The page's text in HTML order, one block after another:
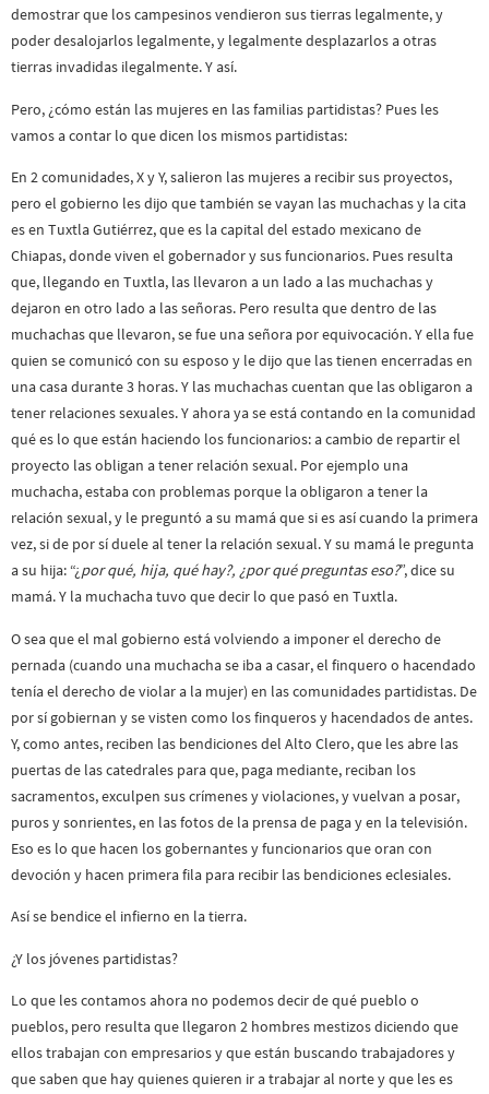
demostrar que los campesinos vendieron sus tierras legalmente, y
poder desalojarlos legalmente, y legalmente desplazarlos a otras
tierras invadidas ilegalmente. Y así.
Pero, ¿cómo están las mujeres en las familias partidistas? Pues les
vamos a contar lo que dicen los mismos partidistas:
En 2 comunidades, X y Y, salieron las mujeres a recibir sus proyectos,
pero el gobierno les dijo que también se vayan las muchachas y la cita
es en Tuxtla Gutiérrez, que es la capital del estado mexicano de
Chiapas, donde viven el gobernador y sus funcionarios. Pues resulta
que, llegando en Tuxtla, las llevaron a un lado a las muchachas y
dejaron en otro lado a las señoras. Pero resulta que dentro de las
muchachas que llevaron, se fue una señora por equivocación. Y ella fue
quien se comunicó con su esposo y le dijo que las tienen encerradas en
una casa durante 3 horas. Y las muchachas cuentan que las obligaron a
tener relaciones sexuales. Y ahora ya se está contando en la comunidad
qué es lo que están haciendo los funcionarios: a cambio de repartir el
proyecto las obligan a tener relación sexual. Por ejemplo una
muchacha, estaba con problemas porque la obligaron a tener la
relación sexual, y le preguntó a su mamá que si es así cuando la primera
vez, si de por sí duele al tener la relación sexual. Y su mamá le pregunta
a su hija: “¿por qué, hija, qué hay?, ¿por qué preguntas eso?”, dice su
mamá. Y la muchacha tuvo que decir lo que pasó en Tuxtla.
O sea que el mal gobierno está volviendo a imponer el derecho de
pernada (cuando una muchacha se iba a casar, el finquero o hacendado
tenía el derecho de violar a la mujer) en las comunidades partidistas. De
por sí gobiernan y se visten como los finqueros y hacendados de antes.
Y, como antes, reciben las bendiciones del Alto Clero, que les abre las
puertas de las catedrales para que, paga mediante, reciban los
sacramentos, exculpen sus crímenes y violaciones, y vuelvan a posar,
puros y sonrientes, en las fotos de la prensa de paga y en la televisión.
Eso es lo que hacen los gobernantes y funcionarios que oran con
devoción y hacen primera fila para recibir las bendiciones eclesiales.
Así se bendice el infierno en la tierra.
¿Y los jóvenes partidistas?
Lo que les contamos ahora no podemos decir de qué pueblo o
pueblos, pero resulta que llegaron 2 hombres mestizos diciendo que
ellos trabajan con empresarios y que están buscando trabajadores y
que saben que hay quienes quieren ir a trabajar al norte y que les es